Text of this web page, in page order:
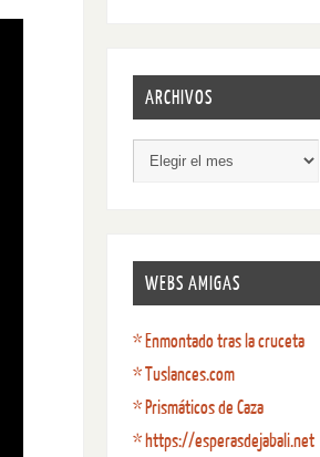
ARCHIVOS
WEBS AMIGAS
* Enmontado tras la cruceta
* Tuslances.com
* Prismáticos de Caza
* https://esperasdejabali.net